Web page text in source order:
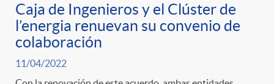
Caja de Ingenieros y el Clúster de
l’energia renuevan su convenio de
colaboración
11/04/2022